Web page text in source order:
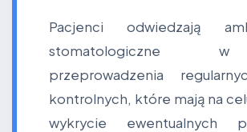
Pacjenci odwiedzają
stomatologiczne
przeprowadzenia
kontrolnych, które mają na
wykrycie ewentualnych